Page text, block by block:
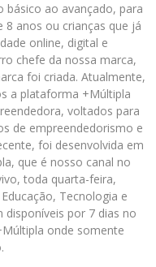
ao avançado, para
8 anos ou crianças que já
online, digital e
chefe da nossa marca,
foi criada. Atualmente,
a plataforma +Múltipla
voltados para
de empreendedorismo e
foi desenvolvida em
que é nosso canal no
toda quarta-feira,
Tecnologia e
disponíveis por 7 dias no
onde somente